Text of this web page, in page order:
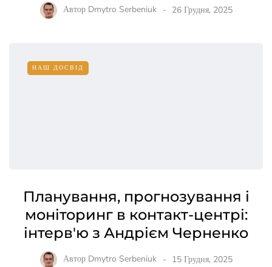
Автор Dmytro Serbeniuk 26 Грудня, 2025
НАШ ДОСВІД
Планування, прогнозування і
моніторинг в контакт-центрі:
інтерв'ю з Андрієм Черненко
Автор Dmytro Serbeniuk 15 Грудня, 2025